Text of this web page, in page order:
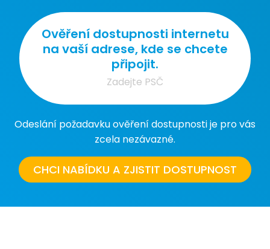
Ověření dostupnosti internetu
na vaší adrese, kde se chcete
připojit.
Odeslání požadavku ověření dostupnosti je pro vás
zcela nezávazné.
CHCI NABÍDKU A ZJISTIT DOSTUPNOST